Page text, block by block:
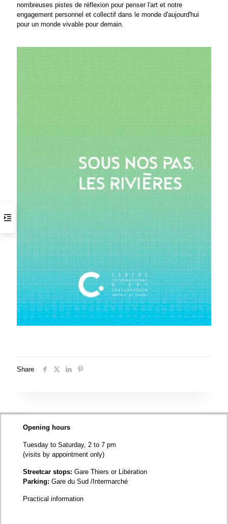
nombreuses pistes de réflexion pour penser l'art et notre
engagement personnel et collectif dans le monde d'aujourd'hui
pour un monde vivable pour demain.
Share
Opening hours
Tuesday to Saturday, 2 to 7 pm
(visits by appointment only)
Streetcar stops: Gare Thiers or Libération
Parking: Gare du Sud /Intermarché
Practical information